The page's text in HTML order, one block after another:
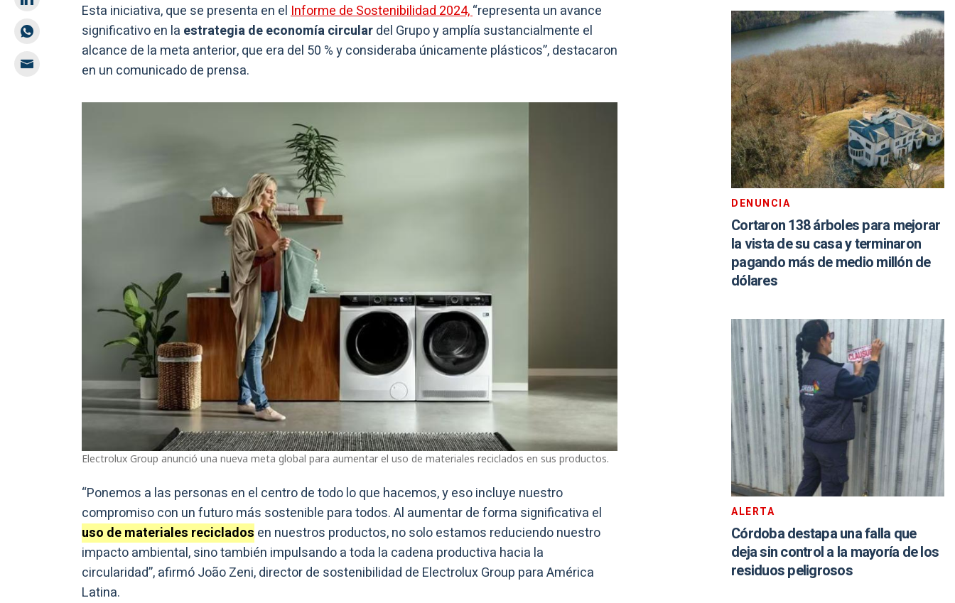
Esta iniciativa, que se presenta en elInforme de Sostenibilidad 2024,“representa un avance
significativo en la estrategia de economía circulardel Grupo y amplía sustancialmente el
alcance de la meta anterior, que era del 50 % y consideraba únicamente plásticos”, destacaron
en un comunicado de prensa.
Electrolux Group anunció una nueva meta global para aumentar el uso de materiales reciclados en sus productos.
“Ponemos a las personas en el centro de todo lo que hacemos, y eso incluye nuestro
compromiso con un futuro más sostenible para todos. Al aumentar de forma significativa el
uso de materiales reciclados en nuestros productos, no solo estamos reduciendo nuestro
impacto ambiental, sino también impulsando a toda la cadena productiva hacia la
circularidad”, afirmó João Zeni, director de sostenibilidad de Electrolux Group para América
Latina.
DENUNCIA
Cortaron 138 árboles para mejorar
la vista de su casa y terminaron
pagando más de medio millón de
dólares
ALERTA
Córdoba destapa una falla que
deja sin control a la mayoría de los
residuos peligrosos